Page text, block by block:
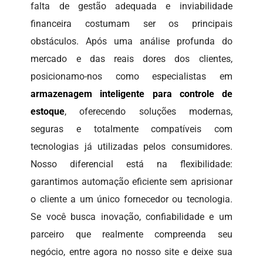
falta de gestão adequada e inviabilidade
financeira costumam ser os principais
obstáculos. Após uma análise profunda do
mercado e das reais dores dos clientes,
posicionamo-nos como especialistas em
armazenagem inteligente para controle de
estoque, oferecendo soluções modernas,
seguras e totalmente compatíveis com
tecnologias já utilizadas pelos consumidores.
Nosso diferencial está na flexibilidade:
garantimos automação eficiente sem aprisionar
o cliente a um único fornecedor ou tecnologia.
Se você busca inovação, confiabilidade e um
parceiro que realmente compreenda seu
negócio, entre agora no nosso site e deixe sua